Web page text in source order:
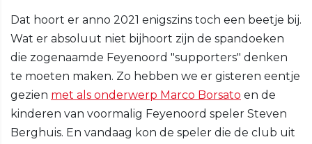
Dat hoort er anno 2021 enigszins toch een beetje bij.
Wat er absoluut niet bijhoort zijn de spandoeken
die zogenaamde Feyenoord "supporters" denken
te moeten maken. Zo hebben we er gisteren eentje
gezien met als onderwerp Marco Borsato en de
kinderen van voormalig Feyenoord speler Steven
Berghuis. En vandaag kon de speler die de club uit